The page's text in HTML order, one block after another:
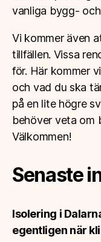
vanliga bygg-
Vi kommer även
tillfällen. Vissa
för. Här kommer
och vad du ska
på en lite högre
behöver veta om
Välkommen!
Senaste
Isolering i
egentligen när